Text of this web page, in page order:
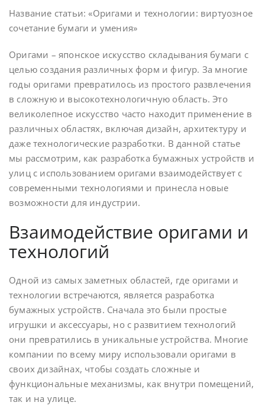
Название статьи: «Оригами и технологии: виртуозное
сочетание бумаги и умения»
Оригами – японское искусство складывания бумаги с
целью создания различных форм и фигур. За многие
годы оригами превратилось из простого развлечения
в сложную и высокотехнологичную область. Это
великолепное искусство часто находит применение в
различных областях, включая дизайн, архитектуру и
даже технологические разработки. В данной статье
мы рассмотрим, как разработка бумажных устройств и
улиц с использованием оригами взаимодействует с
современными технологиями и принесла новые
возможности для индустрии.
Взаимодействие оригами и
технологий
Одной из самых заметных областей, где оригами и
технологии встречаются, является разработка
бумажных устройств. Сначала это были простые
игрушки и аксессуары, но с развитием технологий
они превратились в уникальные устройства. Многие
компании по всему миру использовали оригами в
своих дизайнах, чтобы создать сложные и
функциональные механизмы, как внутри помещений,
так и на улице.